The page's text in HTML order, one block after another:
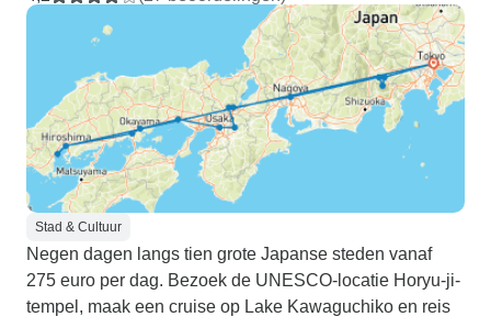
Stad & Cultuur
Negen dagen langs tien grote Japanse steden vanaf
275 euro per dag. Bezoek de UNESCO-locatie Horyu-ji-
tempel, maak een cruise op Lake Kawaguchiko en reis